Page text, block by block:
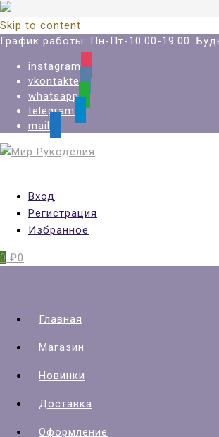
Skip to content
График работы: Пн-Пт-10.00-19.00.
instagram
vkontakte
whatsapp
telegram
mail
Вход
Регистрация
Избранное
0 ₽0
Главная
Магазин
Новинки
Доставка
Оформление